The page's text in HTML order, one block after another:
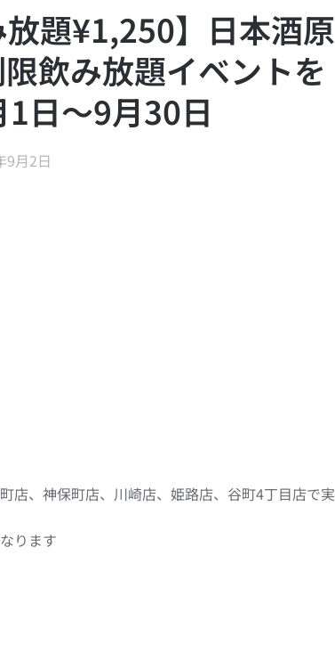
放題¥1,250】日本酒原
飲み放題イベントを
日～9月30日
9月2日
店、神保町店、川崎店、姫路店、谷町4丁目店で実
ります